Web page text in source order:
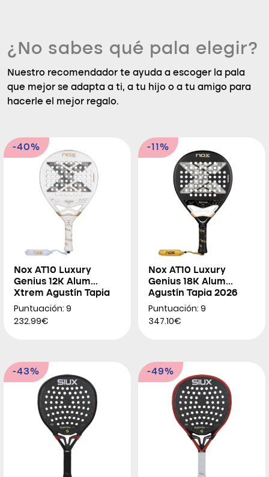
¿No sabes qué pala elegir?
Nuestro recomendador te ayuda a escoger la pala
que mejor se adapta a ti, a tu hijo o a tu amigo para
hacerle el mejor regalo.
-40%
Nox AT10 Luxury
Genius 12K Alum
Xtrem Agustín Tapia
2026
Puntuación: 9
232.99€
-11%
Nox AT10 Luxury
Genius 18K Alum
Agustín Tapia 2026
Puntuación: 9
347.10€
-43% -49%